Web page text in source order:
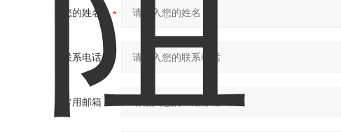
您的姓名：
联系电话：
常用邮箱：